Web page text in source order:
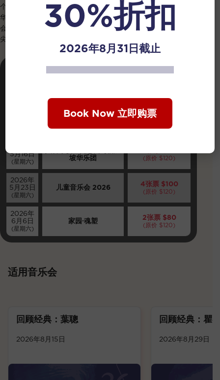
个人，而
新加坡文化通行证的推行，正是让更多人得以轻松开启
华乐初体验。为鼓励您与亲友结伴同行，我们特别精选五场音乐
会，推出
专属套票优惠 。愿以一份超值厚礼 ，邀您见证新加坡顶
尖演奏家的现场风采。
套票优惠
山水音画：洪毅全与新加 2张票 $80
(原价 $120)
5月16日
(星期六) 坡华乐团 (原价 $120)
2026年
5月23日
(星期六)
儿童音乐会 2026 4张票 $100
(原价 $120)
2026年
6月6日
(星期六)
家园∙魂塑 2张票 $80
(原价 $120)
适用音乐会
回顾经典：葉聰
2026年8月15日
回顾经典：瞿
2026年8月29日
30%折扣
2026年8月31日截止
Book Now 立即购票